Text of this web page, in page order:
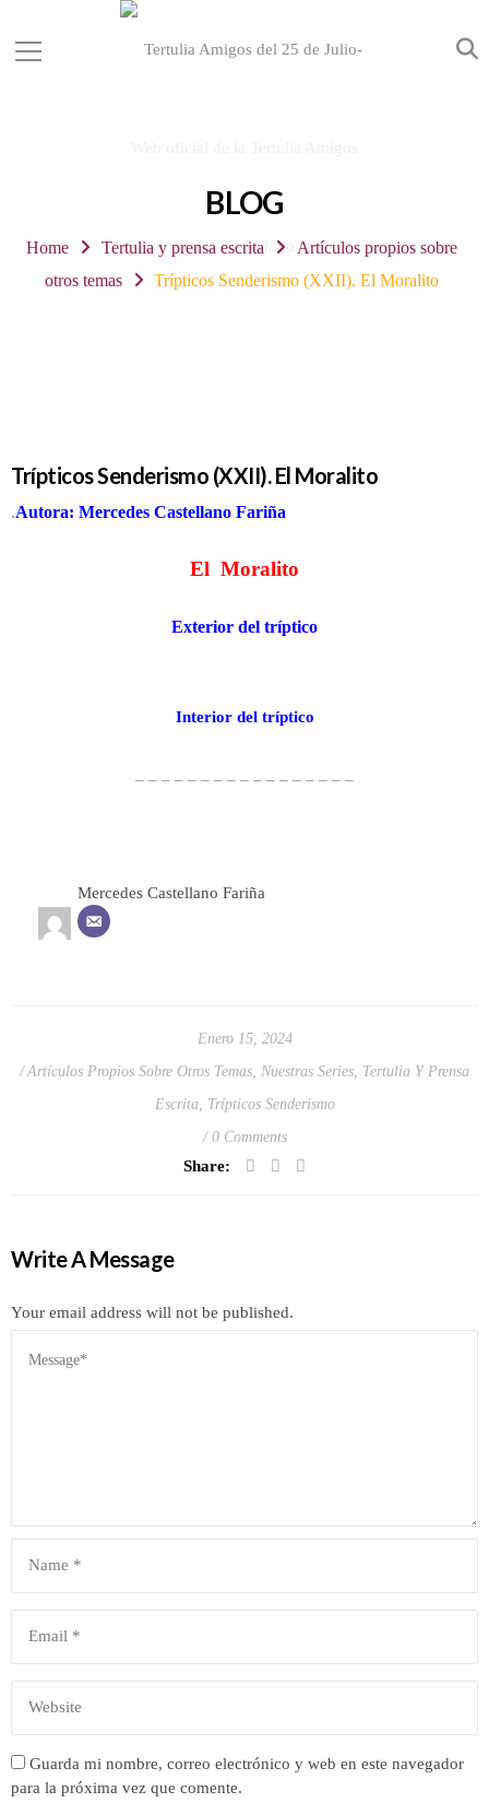
BLOG
Home Tertulia y prensa escrita
Artículos propios sobre
otros temas
Trípticos Senderismo (XXII). El Moralito
Trípticos Senderismo (XXII). El Moralito
.Autora: Mercedes Castellano Fariña
El Moralito
Exterior del tríptico
Interior del tríptico
– – – – – – – – – – – – – – – – –
Mercedes Castellano Fariña
Enero 15, 2024
Artículos Propios Sobre Otros Temas Nuestras Series Tertulia Y Prensa
Escrita, Trípticos Senderismo
0 Comments
Share:
Write A Message
Your email address will not be published.
Guarda mi nombre, correo electrónico y web en este navegador
para la próxima vez que comente.